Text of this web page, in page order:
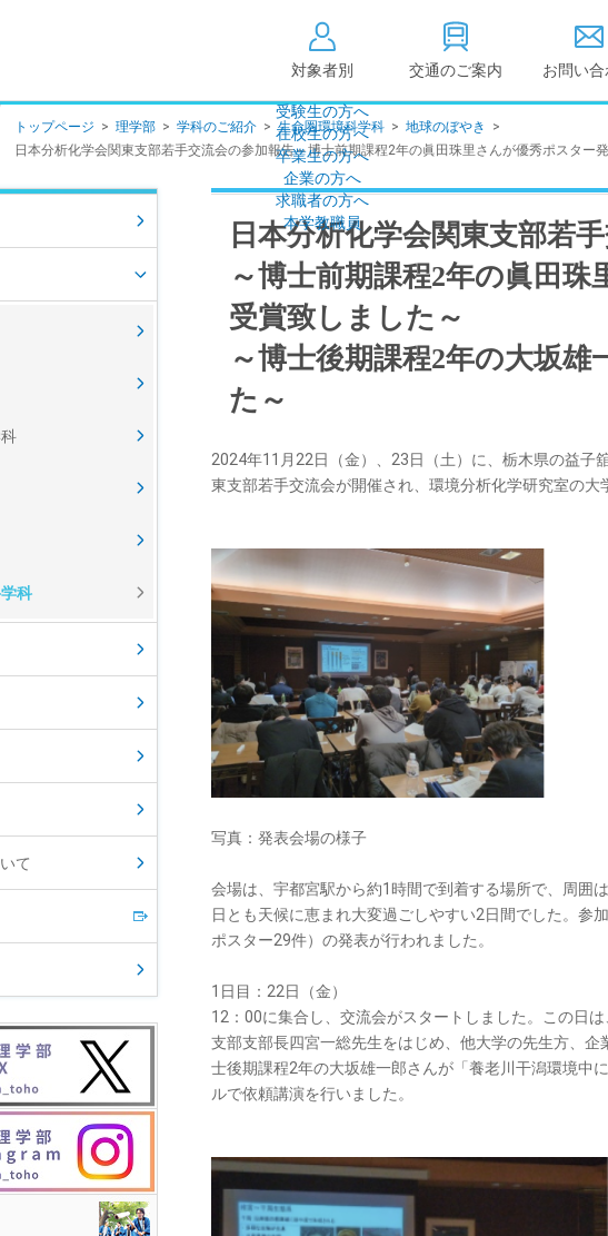
対象者別
受験生の方へ
在校生の方へ
卒業生の方へ
企業の方へ
求職者の方へ
本学教職員
交通のご案内 お問い
学長挨拶
建学の精神/教育の理念
校歌
東邦大学学則・
教育憲章
（教学に関する方針）
学生数
大学情報の公開
情報公開
教
点検・評価
社
キャンパス敷地建物面
積・耐震化率
設
高
各種アンケート結果
トップページ > 理学部 > 学科のご紹介 >生命圏環境科学科 > 地球のぼやき
>
日本分析化学会関東支部若手交流会の参加報告～博士前期課程2年の眞田珠里さんが優秀ポスター
日本分析化学会関東支部若
～博士前期課程2年の眞田
受賞致しました～
～博士後期課程2年の大坂
た～
2024年11月22日（金）、23日（土）に、栃木県の益子
東支部若手交流会が開催され、環境分析化学研究室の大
写真：発表会場の様子
会場は、宇都宮駅から約1時間で到着する場所で、周囲
日とも天候に恵まれ大変過ごしやすい2日間でした。参
ポスター29件）の発表が行われました。
1日目：22日（金）
12：00に集合し、交流会がスタートしました。この日
支部支部長四宮一総先生をはじめ、他大学の先生方、
士後期課程2年の大坂雄一郎さんが「養老川干潟環境中
ルで依頼講演を行いました。
科
て